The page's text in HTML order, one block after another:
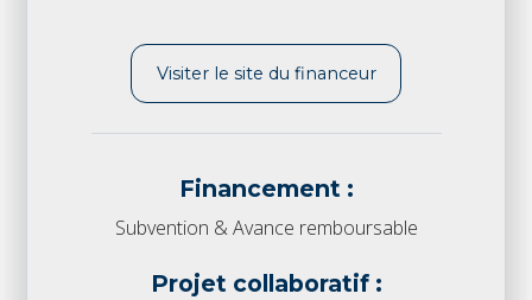
Visiter le site du financeur
Financement :
Subvention & Avance remboursable
Projet collaboratif :